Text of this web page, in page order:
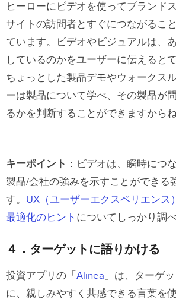
ヒーローにビデオを使ってブランド
サイトの訪問者とすぐにつながるこ
ています。ビデオやビジュアルは、
しているのかをユーザーに伝えると
ちょっとした製品デモやウォークス
ーは製品について学べ、その製品が
るかを判断することができますからね
キーポイント ：ビデオは、瞬時につ
製品/会社の強みを示すことができる
す。 UX（ユーザーエクスペリエンス
最適化のヒント についてしっかり調
４．ターゲットに語りかける
投資アプリの「 Alinea 」は、ターゲ
に、親しみやすく共感できる言葉を